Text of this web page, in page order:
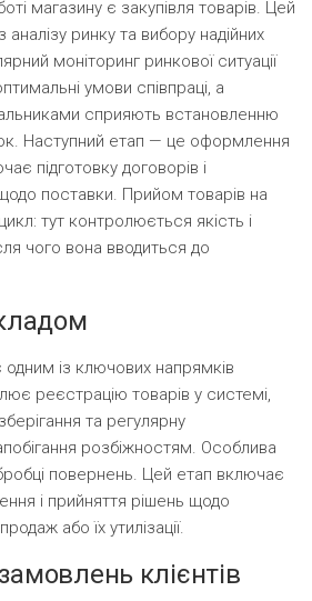
магазину є закупівля товарів. Цей
ринку та вибору надійних
моніторинг ринкової ситуації
умови співпраці, а
сприяють встановленню
Наступний етап — це оформлення
підготовку договорів і
поставки. Прийом товарів на
тут контролюється якість і
чого вона вводиться до
із ключових напрямків
реєстрацію товарів у системі,
та регулярну
розбіжностям. Особлива
повернень. Цей етап включає
і прийняття рішень щодо
або їх утилізації.
клієнтів